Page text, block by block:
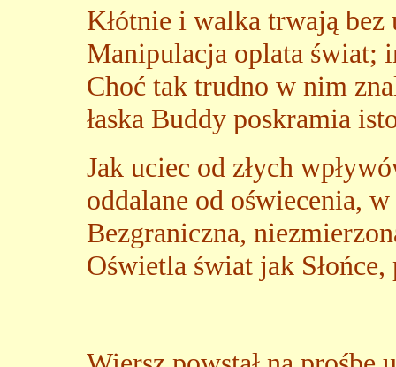
Kłótnie i walka trwają bez
Manipulacja oplata świat;
Choć tak trudno w nim
łaska Buddy poskramia
Jak uciec od złych
oddalane od oświecenia,
Bezgraniczna,
Oświetla świat jak